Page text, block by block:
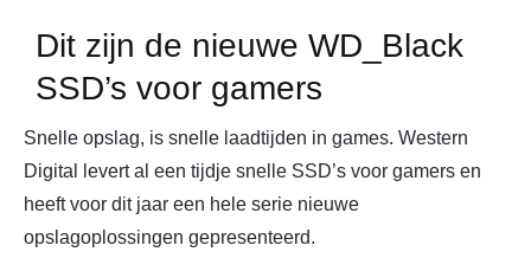
Dit zijn de nieuwe WD_Black
SSD’s voor gamers
Snelle opslag, is snelle laadtijden in games. Western
Digital levert al een tijdje snelle SSD’s voor gamers en
heeft voor dit jaar een hele serie nieuwe
opslagoplossingen gepresenteerd.